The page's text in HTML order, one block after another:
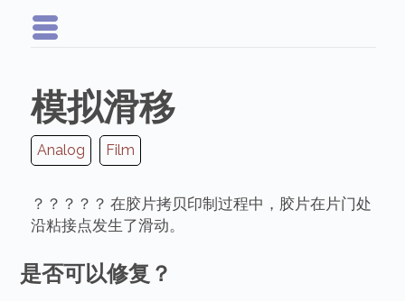
模拟滑移
Analog Film
？？？？？ 在胶片拷贝印制过程中，胶片在片门处
沿粘接点发生了滑动。
是否可以修复？